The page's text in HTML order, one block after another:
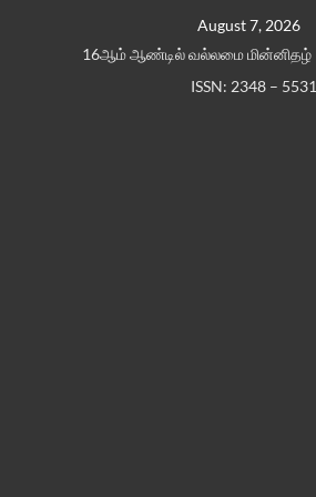
August 7, 2026
16ஆம் ஆண்டில் வல்லமை மின்னிதழ்
ISSN: 2348 – 5531